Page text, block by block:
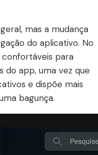
mas a mudança
do aplicativo. No
confortáveis para
do app, uma vez que
e dispõe mais
bagunça.